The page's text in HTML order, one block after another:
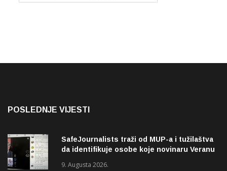
POSLEDNJE VIJESTI
SafeJournalists traži od MUP-a i tužilaštva
da identifikuje osobe koje novinaru Veranu
9. Augusta 2026.